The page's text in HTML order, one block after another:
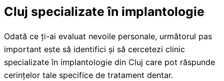
Cluj specializate în implantologie
Odată ce ți-ai evaluat nevoile personale, următorul pas
important este să identifici și să cercetezi clinic
specializate în implantologie din Cluj care pot răspunde
cerințelor tale specifice de tratament dentar.